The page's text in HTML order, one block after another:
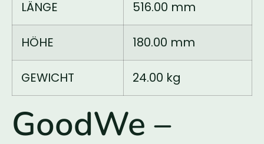
LÄNGE 516.00 mm
HÖHE 180.00 mm
GEWICHT 24.00 kg
GoodWe –